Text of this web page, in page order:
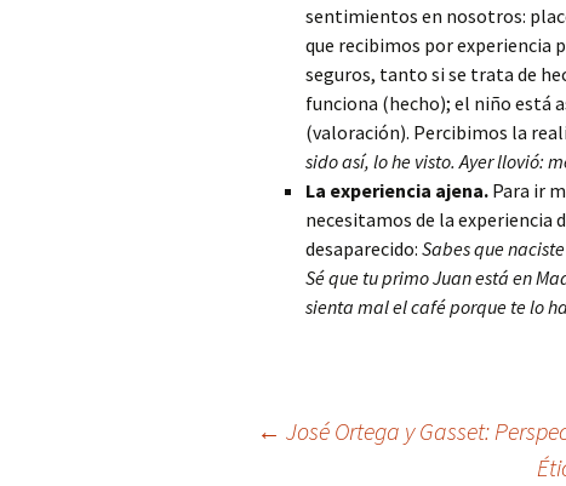
sentimientos en nosotros:
que recibimos por experiencia
seguros, tanto si se trata de
funciona (hecho); el niño está
(valoración). Percibimos la
sido así, lo he visto. Ayer llovió:
La experiencia ajena. Para ir
necesitamos de la experiencia
desaparecido: Sabes que
Sé que tu primo Juan está en
sienta mal el café porque te lo
Navegación
← José Ortega y Gasset: